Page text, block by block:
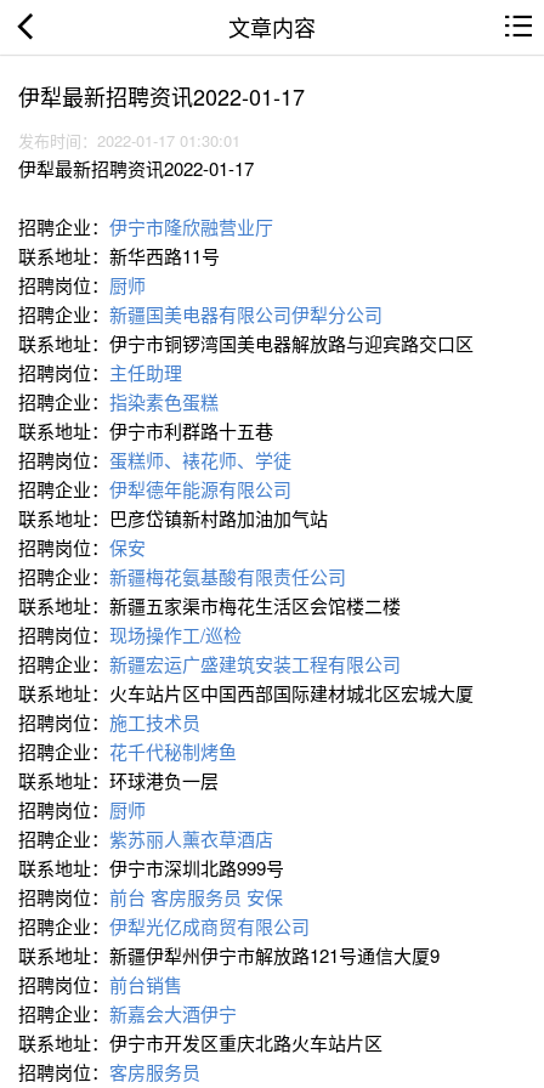
文章内容
伊犁最新招聘资讯2022-01-17
发布时间：2022-01-17 01:30:01
伊犁最新招聘资讯2022-01-17
招聘企业： 伊宁市隆欣融营业厅
联系地址：新华西路11号
招聘岗位： 厨师
招聘企业： 新疆国美电器有限公司伊犁分公司
联系地址：伊宁市铜锣湾国美电器解放路与迎宾路交口区
招聘岗位： 主任助理
招聘企业： 指染素色蛋糕
联系地址：伊宁市利群路十五巷
招聘岗位： 蛋糕师、裱花师、学徒
招聘企业： 伊犁德年能源有限公司
联系地址：巴彦岱镇新村路加油加气站
招聘岗位： 保安
招聘企业： 新疆梅花氨基酸有限责任公司
联系地址：新疆五家渠市梅花生活区会馆楼二楼
招聘岗位： 现场操作工/巡检
招聘企业： 新疆宏运广盛建筑安装工程有限公司
联系地址：火车站片区中国西部国际建材城北区宏城大厦
招聘岗位： 施工技术员
招聘企业： 花千代秘制烤鱼
联系地址：环球港负一层
招聘岗位： 厨师
招聘企业： 紫苏丽人薰衣草酒店
联系地址：伊宁市深圳北路999号
招聘岗位： 前台 客房服务员 安保
招聘企业： 伊犁光亿成商贸有限公司
联系地址：新疆伊犁州伊宁市解放路121号通信大厦9
招聘岗位： 前台销售
招聘企业： 新嘉会大酒伊宁
联系地址：伊宁市开发区重庆北路火车站片区
招聘岗位： 客房服务员